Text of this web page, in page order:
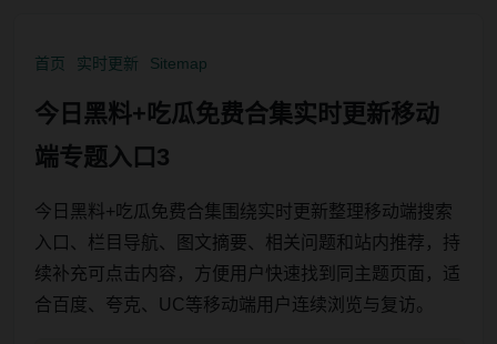
首页 实时更新 Sitemap
今日黑料+吃瓜免费合集实时更新移动
端专题入口3
今日黑料+吃瓜免费合集围绕实时更新整理移动端搜索
入口、栏目导航、图文摘要、相关问题和站内推荐，持
续补充可点击内容，方便用户快速找到同主题页面，适
合百度、夸克、UC等移动端用户连续浏览与复访。